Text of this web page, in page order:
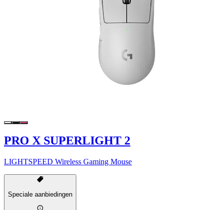
PRO X SUPERLIGHT 2
LIGHTSPEED Wireless Gaming Mouse
Speciale aanbiedingen